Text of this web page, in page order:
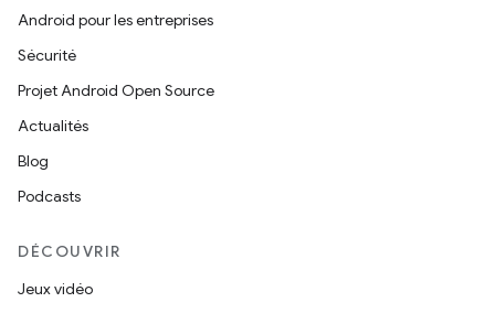
Android pour les entreprises
Sécurité
Projet Android Open Source
Actualités
Blog
Podcasts
DÉCOUVRIR
Jeux vidéo